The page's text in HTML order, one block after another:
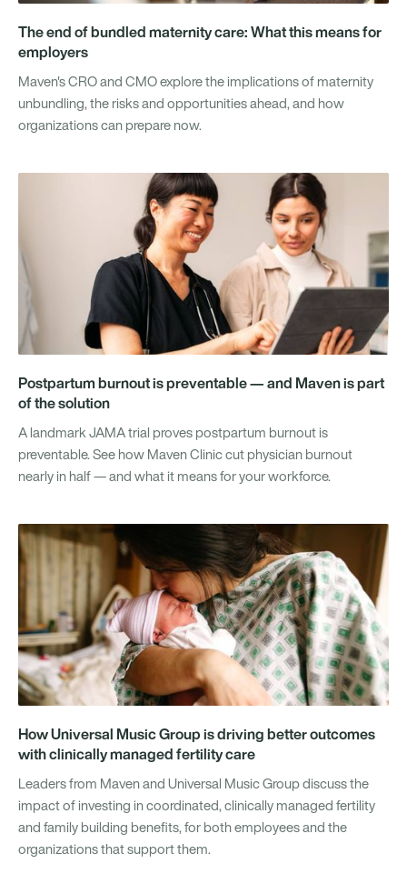
The end of bundled maternity care: What this means for
employers
Maven's CRO and CMO explore the implications of maternity
unbundling, the risks and opportunities ahead, and how
organizations can prepare now.
Postpartum burnout is preventable — and Maven is part
of the solution
A landmark JAMA trial proves postpartum burnout is
preventable. See how Maven Clinic cut physician burnout
nearly in half — and what it means for your workforce.
How Universal Music Group is driving better outcomes
with clinically managed fertility care
Leaders from Maven and Universal Music Group discuss the
impact of investing in coordinated, clinically managed fertility
and family building benefits, for both employees and the
organizations that support them.